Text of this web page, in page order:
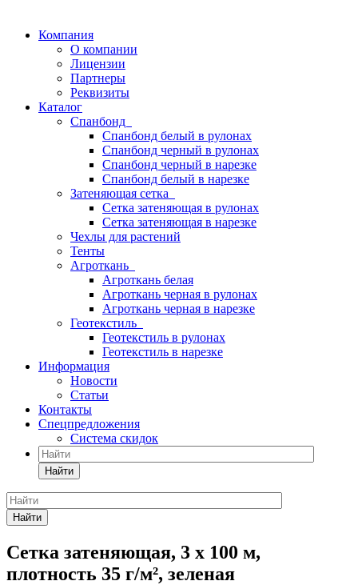
Компания
О компании
Лицензии
Партнеры
Реквизиты
Каталог
Спанбонд
Спанбонд белый в рулонах
Спанбонд черный в рулонах
Спанбонд черный в нарезке
Спанбонд белый в нарезке
Затеняющая сетка
Сетка затеняющая в рулонах
Сетка затеняющая в нарезке
Чехлы для растений
Тенты
Агроткань
Агроткань белая
Агроткань черная в рулонах
Агроткань черная в нарезке
Геотекстиль
Геотекстиль в рулонах
Геотекстиль в нарезке
Информация
Новости
Статьи
Контакты
Спецпредложения
Система скидок
Найти
Найти
Сетка затеняющая, 3 x 100 м,
плотность 35 г/м², зеленая